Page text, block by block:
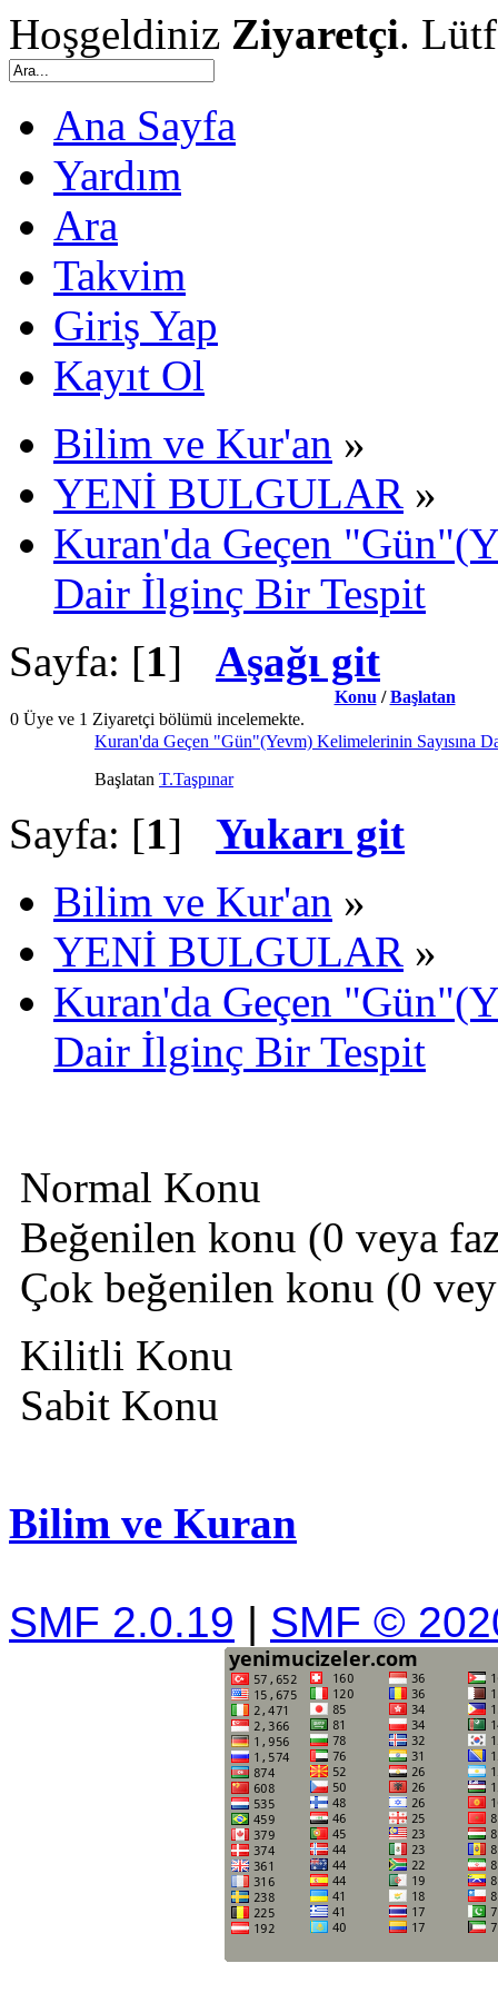
Hoşgeldiniz Ziyaretçi.
Ana Sayfa
Yardım
Ara
Takvim
Giriş Yap
Kayıt Ol
Bilim ve Kur'an »
YENİ BULGULAR »
Kuran'da Geçen
Dair İlginç Bir Tespit
Sayfa: [1] Aşağı git
Konu /Başlatan
0 Üye ve 1 Ziyaretçi bölümü incelemekte.
Kuran'da Geçen "Gün"(Yevm) Kelimelerinin Sayısına
Başlatan T.Taşpınar
Sayfa: [1] Yukarı git
Bilim ve Kur'an »
YENİ BULGULAR »
Kuran'da Geçen
Dair İlginç Bir Tespit
Normal Konu
Beğenilen konu (0 veya
Çok beğenilen konu (0
Kilitli Konu
Sabit Konu
Bilim ve Kuran
SMF 2.0.19 | SMF ©